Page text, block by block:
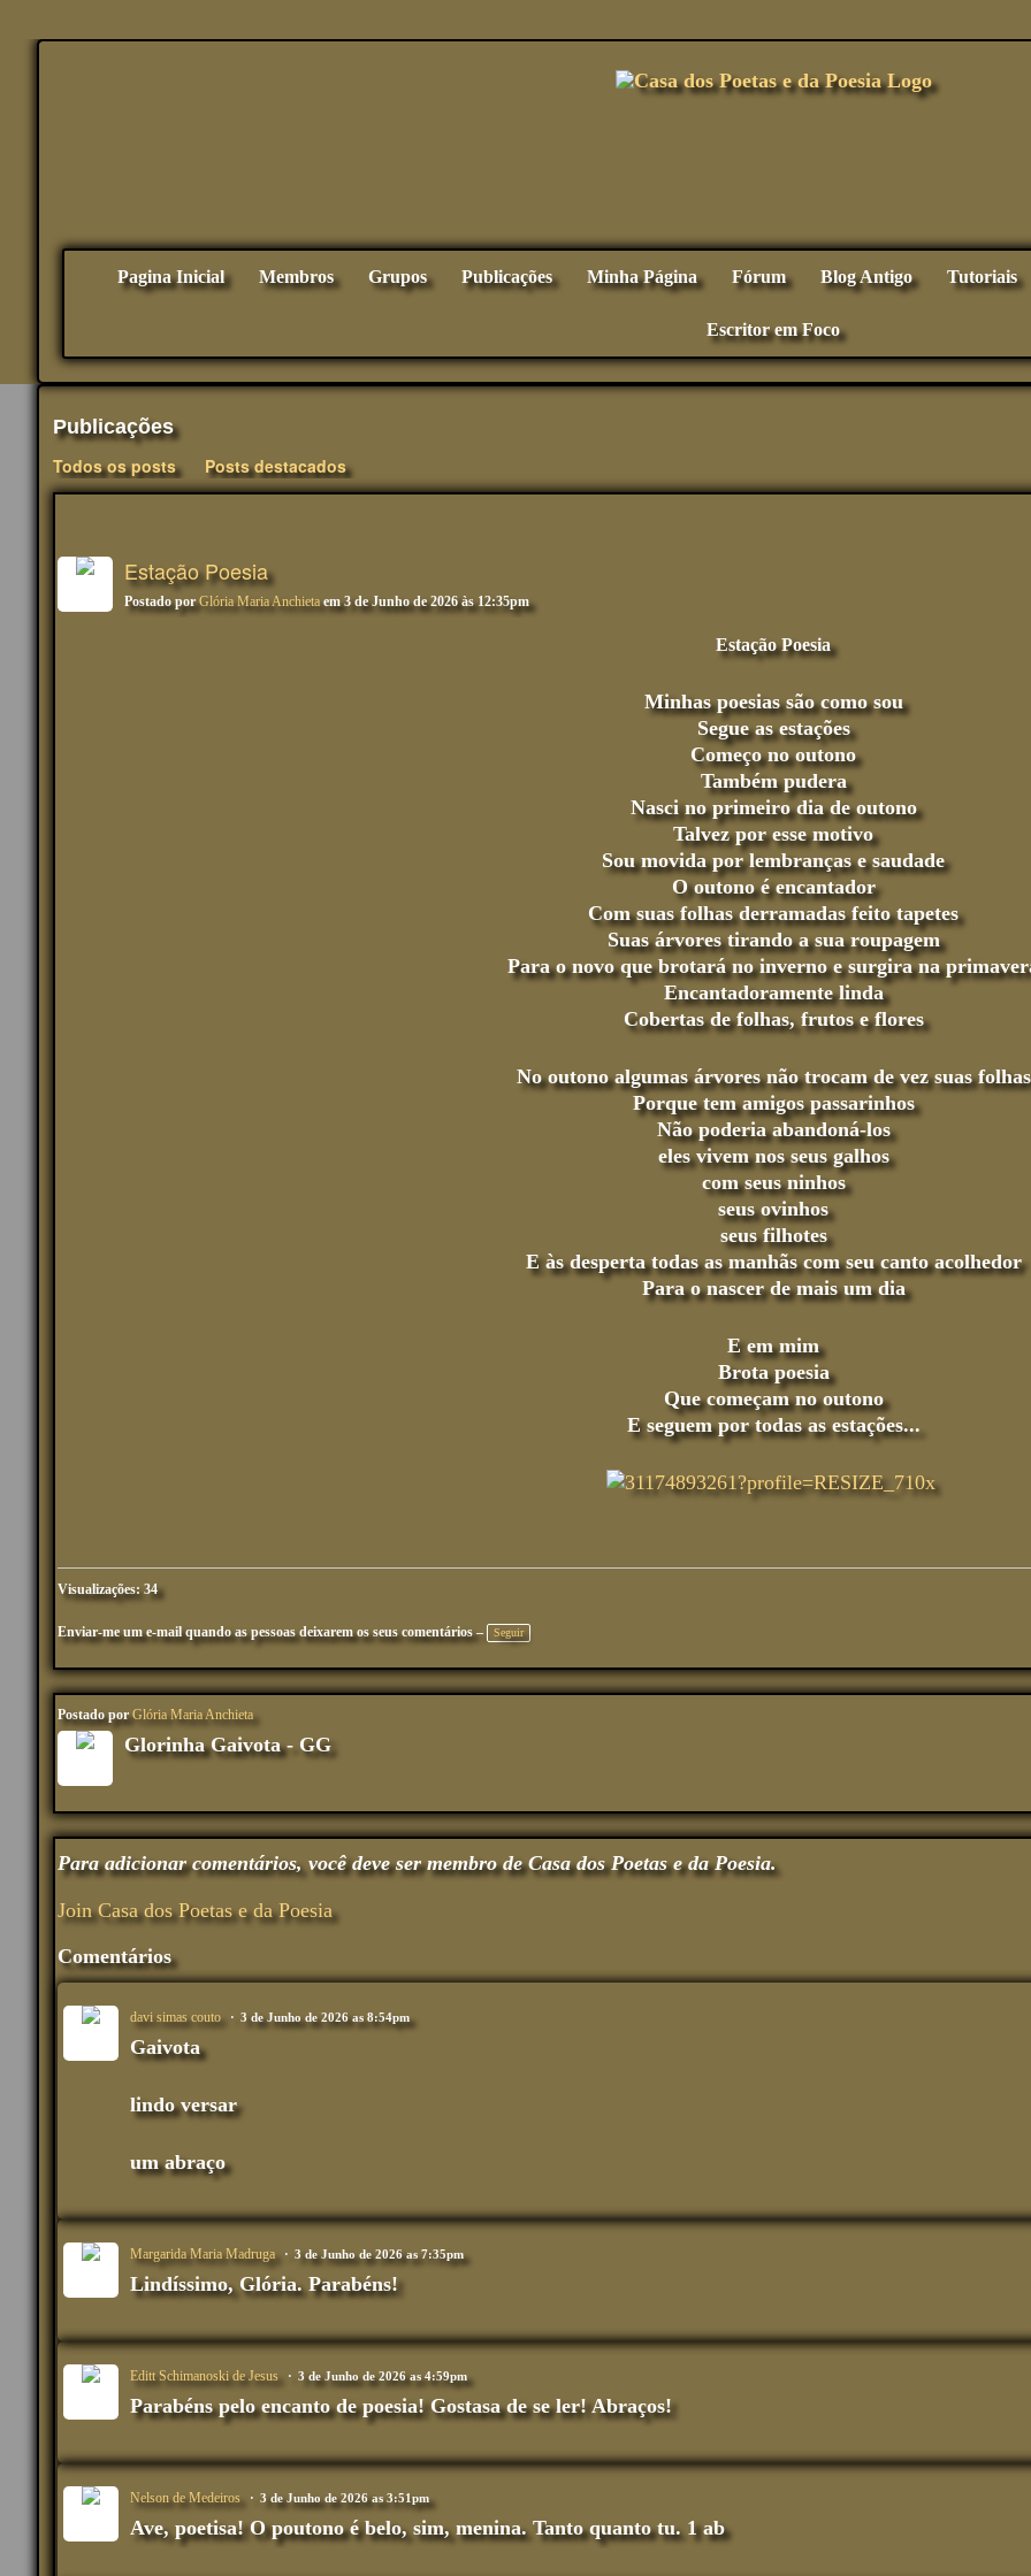
Pagina Inicial Membros Grupos Publicações Minha Página Fórum Blog Antigo Tutoriais
Escritor em Foco
Publicações
Todos os posts
Posts destacados
Estação Poesia
Postado porGlória Maria Anchietaem 3 de Junho de 2026 às 12:35pm
Estação Poesia
Minhas poesias são como sou
Segue as estações
Começo no outono
Também pudera
Nasci no primeiro dia de outono
Talvez por esse motivo
Sou movida por lembranças e saudade
O outono é encantador
Com suas folhas derramadas feito tapetes
Suas árvores tirando a sua roupagem
Para o novo que brotará no inverno e surgira na
Encantadoramente linda
Cobertas de folhas, frutos e flores
No outono algumas árvores não trocam de vez suas folhas
Porque tem amigos passarinhos
Não poderia abandoná-los
eles vivem nos seus galhos
com seus ninhos
seus ovinhos
seus filhotes
E às desperta todas as manhãs com seu canto acolhedor
Para o nascer de mais um dia
E em mim
Brota poesia
Que começam no outono
E seguem por todas as estações...
Visualizações: 34
Enviar-me um e-mail quando as pessoas deixarem os seus comentários – Seguir
Postado porGlória Maria Anchieta
Glorinha Gaivota - GG
Para adicionar comentários, você deve ser membro de Casa dos Poetas e da Poesia.
Join Casa dos Poetas e da Poesia
Comentários
davi simas couto 3 de Junho de 2026 as 8:54pm
Gaivota
lindo versar
um abraço
Margarida Maria Madruga 3 de Junho de 2026 as 7:35pm
Lindíssimo, Glória. Parabéns!
Editt Schimanoski de Jesus 3 de Junho de 2026 as 4:59pm
Parabéns pelo encanto de poesia! Gostasa de se ler! Abraços!
Nelson de Medeiros 3 de Junho de 2026 as 3:51pm
Ave, poetisa! O poutono é belo, sim, menina. Tanto quanto tu. 1 ab